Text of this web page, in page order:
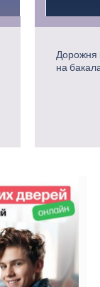
Дорожня
на